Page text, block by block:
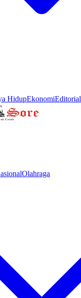
HidupEkonomiEditorial
Olahraga